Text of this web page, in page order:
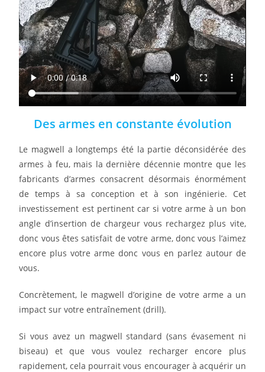
Des armes en constante évolution
Le magwell a longtemps été la partie déconsidérée des
armes à feu, mais la dernière décennie montre que les
fabricants d’armes consacrent désormais énormément
de temps à sa conception et à son ingénierie. Cet
investissement est pertinent car si votre arme à un bon
angle d’insertion de chargeur vous rechargez plus vite,
donc vous êtes satisfait de votre arme, donc vous l’aimez
encore plus votre arme donc vous en parlez autour de
vous.
Concrètement, le magwell d’origine de votre arme a un
impact sur votre entraînement (drill).
Si vous avez un magwell standard (sans évasement ni
biseau) et que vous voulez recharger encore plus
rapidement, cela pourrait vous encourager à acquérir un